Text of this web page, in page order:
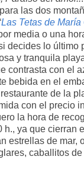
las dos
Las Tetas de María
media o una
decides lo último
y tranquila
contrasta con el
bebida en el
de la
con el precio
la hora de
h., ya que cierran
estrellas de mar,
caballitos de